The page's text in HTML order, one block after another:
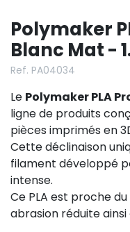
Polymaker
Blanc Mat -
Ref. PA04034
Le Polymaker PLA
ligne de produits
pièces imprimés en
Cette déclinaison
filament développé
intense.
Ce PLA est proche
abrasion réduite ainsi